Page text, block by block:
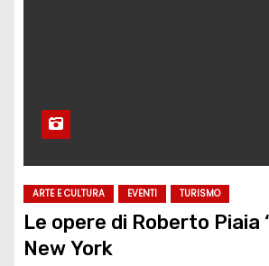
ARTE E CULTURA EVENTI TURISMO
Le opere di Roberto Piaia
New York